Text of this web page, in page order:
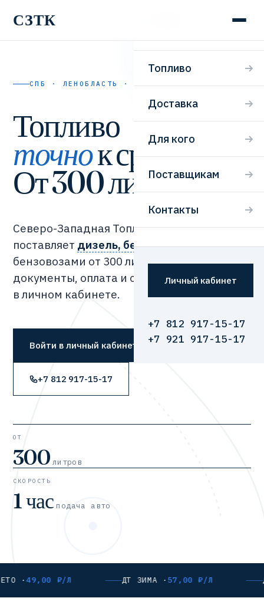
СЗТК
Топливо
Доставка
Для кого
Поставщикам
Контакты
Личный кабинет
+7 812 917-15-17
+7 921 917-15-17
СПБ · ЛЕНОБЛАСТЬ · 24/7
Топливо
точнок сроку.
От 300 литров.
Северо-Западная Топливная Компания
поставляет дизель, бензин и мазут
бензовозами от 300 литров. Заявка,
документы, оплата и отслеживание —
в личном кабинете.
Войти в личный кабинет
+7 812 917-15-17
ОТ
300 литров
СКОРОСТЬ
1 час подача авто
·49,00 ₽/Л ДТ ЗИМА · 57,00 ₽/Л